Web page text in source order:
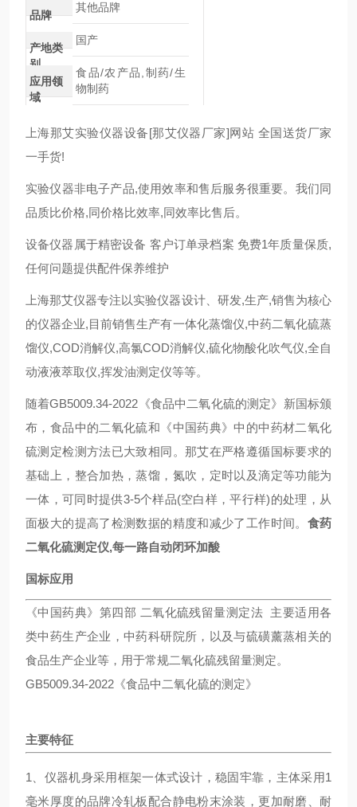
品牌
其他品牌
产地类
别
国产
应用领
域
食品/农产品,制药/生
物制药
上海那艾实验仪器设备[那艾仪器厂家]网站 全国送货厂家
一手货!
实验仪器非电子产品,使用效率和售后服务很重要。我们同
品质比价格,同价格比效率,同效率比售后。
设备仪器属于精密设备 客户订单录档案 免费1年质量保质,
任何问题提供配件保养维护
上海那艾仪器专注以实验仪器设计、研发,生产,销售为核心
的仪器企业,目前销售生产有一体化蒸馏仪,中药二氧化硫蒸
馏仪,COD消解仪,高氯COD消解仪,硫化物酸化吹气仪,全自
动液液萃取仪,挥发油测定仪等等。
随着GB5009.34-2022《食品中二氧化硫的测定》新国标颁
布，食品中的二氧化硫和《中国药典》中的中药材二氧化
硫测定检测方法已大致相同。那艾在严格遵循国标要求的
基础上，整合加热，蒸馏，氮吹，定时以及滴定等功能为
一体，可同时提供3-5个样品(空白样，平行样)的处理，从
面极大的提高了检测数据的精度和减少了工作时间。 食药
二氧化硫测定仪,每一路自动闭环加酸
国标应用
《中国药典》第四部 二氧化硫残留量测定法 主要适用各
类中药生产企业，中药科研院所，以及与硫磺薰蒸相关的
食品生产企业等，用于常规二氧化硫残留量测定。
GB5009.34-2022《食品中二氧化硫的测定》
主要特征
1、仪器机身采用框架一体式设计，稳固牢靠，主体采用1
毫米厚度的品牌冷轧板配合静电粉末涂装，更加耐磨、耐